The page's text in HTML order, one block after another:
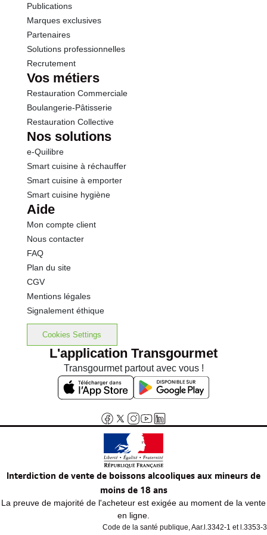
Protéines
Sel
Publications
Marques exclusives
Partenaires
Solutions professionnelles
Recrutement
Vos métiers
Restauration Commerciale
Boulangerie-Pâtisserie
Restauration Collective
Nos solutions
e-Quilibre
Smart cuisine à réchauffer
Smart cuisine à emporter
Smart cuisine hygiène
Aide
Mon compte client
Nous contacter
FAQ
Plan du site
CGV
Mentions légales
Signalement éthique
Cookies Settings
L'application Transgourmet
Transgourmet partout avec vous !
Interdiction de vente de boissons alcooliques aux mineurs de
moins de 18 ans
La preuve de majorité de l'acheteur est exigée au moment de la vente
en ligne.
Code de la santé publique, Aar.l.3342-1 et l.3353-3